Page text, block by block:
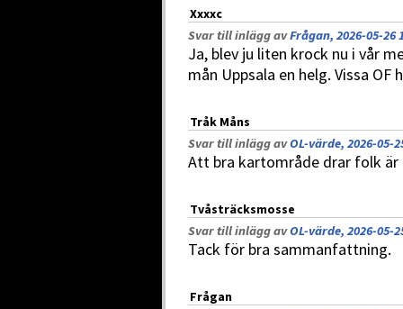
Xxxxc
Svar till inlägg avFrågan, 2026-05-26
Ja, blev ju liten krock nu i vår
mån Uppsala en helg. Vissa
Tråk Måns
Svar till inlägg avOL-värde, 2026-05-
Att bra kartområde drar folk
Tvåsträcksmosse
Svar till inlägg avOL-värde, 2026-05-
Tack för bra sammanfattning.
Frågan